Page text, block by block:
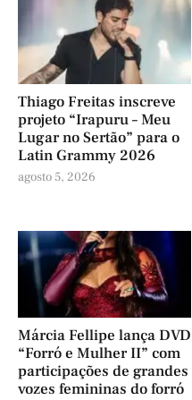
Thiago Freitas inscreve
projeto “Irapuru – Meu
Lugar no Sertão” para o
Latin Grammy 2026
agosto 5, 2026
Márcia Fellipe lança DVD
“Forró e Mulher II” com
participações de grandes
vozes femininas do forró